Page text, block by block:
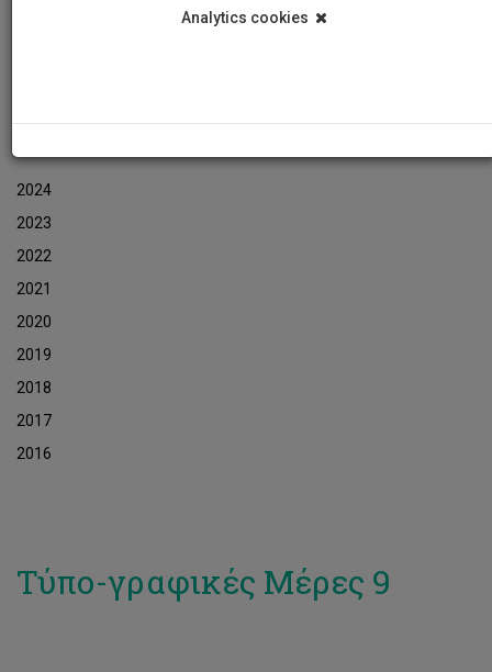
2024
2023
2022
2021
2020
2019
2018
2017
2016
Τύπο-γραφικές Μέρες 9
Analytics cookies